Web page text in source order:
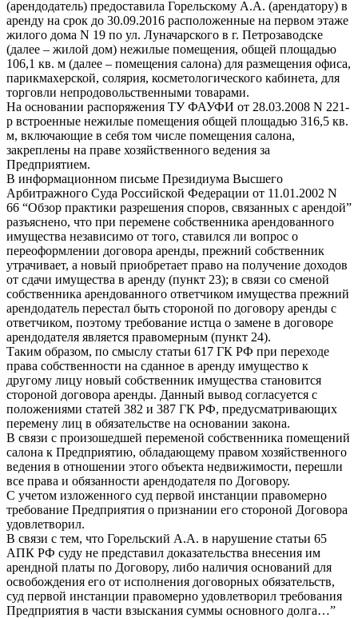
(арендодатель) предоставила Горельскому А.А. (арендатору) в
аренду на срок до 30.09.2016 расположенные на первом этаже
жилого дома N 19 по ул. Луначарского в г. Петрозаводске
(далее – жилой дом) нежилые помещения, общей площадью
106,1 кв. м (далее – помещения салона) для размещения офиса,
парикмахерской, солярия, косметологического кабинета, для
торговли непродовольственными товарами.
На основании распоряжения ТУ ФАУФИ от 28.03.2008 N 221-
р встроенные нежилые помещения общей площадью 316,5 кв.
м, включающие в себя том числе помещения салона,
закреплены на праве хозяйственного ведения за
Предприятием.
В информационном письме Президиума Высшего
Арбитражного Суда Российской Федерации от 11.01.2002 N
66 “Обзор практики разрешения споров, связанных с арендой”
разъяснено, что при перемене собственника арендованного
имущества независимо от того, ставился ли вопрос о
переоформлении договора аренды, прежний собственник
утрачивает, а новый приобретает право на получение доходов
от сдачи имущества в аренду (пункт 23); в связи со сменой
собственника арендованного ответчиком имущества прежний
арендодатель перестал быть стороной по договору аренды с
ответчиком, поэтому требование истца о замене в договоре
арендодателя является правомерным (пункт 24).
Таким образом, по смыслу статьи 617 ГК РФ при переходе
права собственности на сданное в аренду имущество к
другому лицу новый собственник имущества становится
стороной договора аренды. Данный вывод согласуется с
положениями статей 382 и 387 ГК РФ, предусматривающих
перемену лиц в обязательстве на основании закона.
В связи с произошедшей переменой собственника помещений
салона к Предприятию, обладающему правом хозяйственного
ведения в отношении этого объекта недвижимости, перешли
все права и обязанности арендодателя по Договору.
С учетом изложенного суд первой инстанции правомерно
требование Предприятия о признании его стороной Договора
удовлетворил.
В связи с тем, что Горельский А.А. в нарушение статьи 65
АПК РФ суду не представил доказательства внесения им
арендной платы по Договору, либо наличия оснований для
освобождения его от исполнения договорных обязательств,
суд первой инстанции правомерно удовлетворил требования
Предприятия в части взыскания суммы основного долга…”